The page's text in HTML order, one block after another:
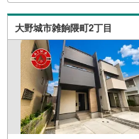
までにいただけれ
ご案内できます。
だきたい点や、周
します
大野城市雑餉隈町2丁目